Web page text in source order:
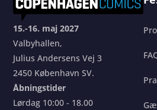
15.-16. maj 2027
Valbyhallen,
Julius Andersens Vej 3
2450 København SV.
Åbningstider
Lørdag 10:00 - 18.00